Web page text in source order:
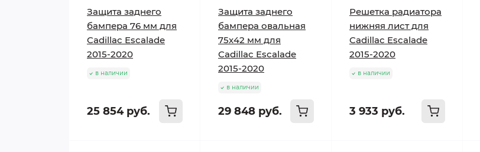
Защита заднего
бампера 76 мм для
Cadillac Escalade
2015-2020
в наличии
25 854 руб.
Защита заднего
бампера овальная
75х42 мм для
Cadillac Escalade
2015-2020
в наличии
29 848 руб.
Решетка радиатора
нижняя лист для
Cadillac Escalade
2015-2020
в наличии
3 933 руб.